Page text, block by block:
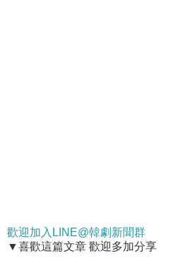
歡迎加入LINE@韓劇新聞群
▼喜歡這篇文章 歡迎多加分享